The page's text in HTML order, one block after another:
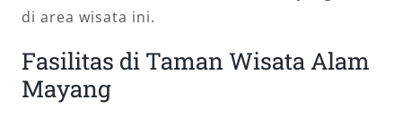
di area wisata ini.
Fasilitas di Taman Wisata Alam
Mayang